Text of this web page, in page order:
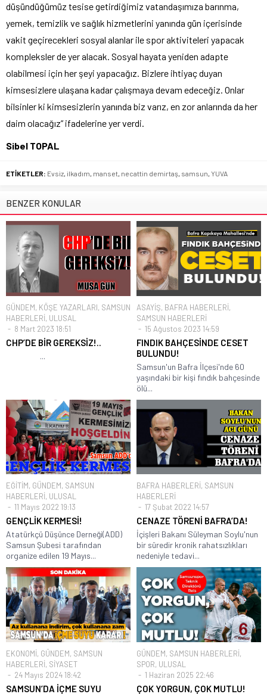
düşündüğümüz tesise getirdiğimiz vatandaşımıza barınma,
yemek, temizlik ve sağlık hizmetlerini yanında gün içerisinde
vakit geçirecekleri sosyal alanlar ile spor aktiviteleri yapacak
kompleksler de yer alacak. Sosyal hayata yeniden adapte
olabilmesi için her şeyi yapacağız. Bizlere ihtiyaç duyan
kimsesizlere ulaşana kadar çalışmaya devam edeceğiz. Onlar
bilsinler ki kimsesizlerin yanında biz varız, en zor anlarında da her
daim olacağız” ifadelerine yer verdi.
Sibel TOPAL
ETİKETLER: Evsiz, ilkadım, manset, necattin demirtaş, samsun, YUVA
BENZER KONULAR
GÜNDEM, KÖŞE YAZARLARI, SAMSUN
HABERLERİ, ULUSAL
8 Mart 2023 18:51
CHP’DE BİR GEREKSİZ!..
...
ASAYİŞ, BAFRA HABERLERİ,
SAMSUN HABERLERİ
15 Ağustos 2023 14:59
FINDIK BAHÇESİNDE CESET
BULUNDU!
Samsun'un Bafra İlçesi'nde 60
yaşındaki bir kişi fındık bahçesinde
ölü...
EĞİTİM, GÜNDEM, SAMSUN
HABERLERİ, ULUSAL
11 Mayıs 2022 19:13
GENÇLİK KERMESİ!
Atatürkçü Düşünce Derneği(ADD)
Samsun Şubesi tarafından
organize edilen 19 Mayıs...
BAFRA HABERLERİ, SAMSUN
HABERLERİ
17 Şubat 2022 14:57
CENAZE TÖRENİ BAFRA’DA!
İçişleri Bakanı Süleyman Soylu'nun
bir süredir kronik rahatsızlıkları
nedeniyle tedavi...
EKONOMİ, GÜNDEM, SAMSUN
HABERLERİ, SİYASET
24 Mayıs 2024 18:42
SAMSUN’DA İÇME SUYU
GÜNDEM, SAMSUN HABERLERİ,
SPOR, ULUSAL
1 Haziran 2025 22:46
ÇOK YORGUN, ÇOK MUTLU!